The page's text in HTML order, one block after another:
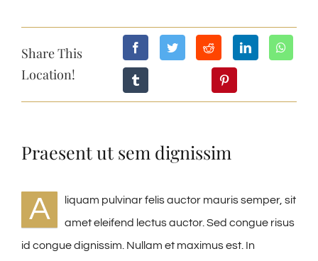
NEWS ED EVENTI
Share This
Location!
Praesent ut sem dignissim
A
liquam pulvinar felis auctor mauris semper, sit
amet eleifend lectus auctor. Sed congue risus
id congue dignissim. Nullam et maximus est. In